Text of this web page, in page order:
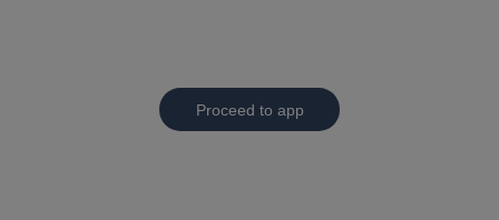
Proceed to app